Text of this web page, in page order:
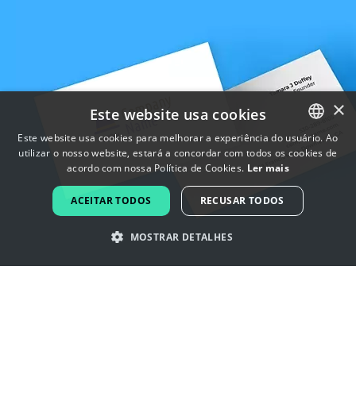
ENGLISH
FRENCH
DUTCH
×
Este website usa cookies
Este website usa cookies para melhorar a experiência do usuário. Ao
utilizar o nosso website, estará a concordar com todos os cookies de
acordo com nossa Política de Cookies. Ler mais
ACEITAR TODOS RECUSAR TODOS
MOSTRAR DETALHES